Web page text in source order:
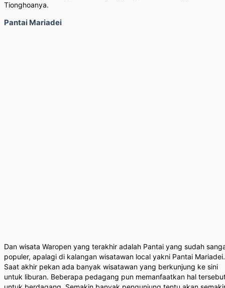
Tionghoanya.
Pantai Mariadei
Dan wisata Waropen yang terakhir adalah Pantai yang sudah
populer, apalagi di kalangan wisatawan local yakni Pantai Mariadei.
Saat akhir pekan ada banyak wisatawan yang berkunjung ke sini
untuk liburan. Beberapa pedagang pun memanfaatkan hal